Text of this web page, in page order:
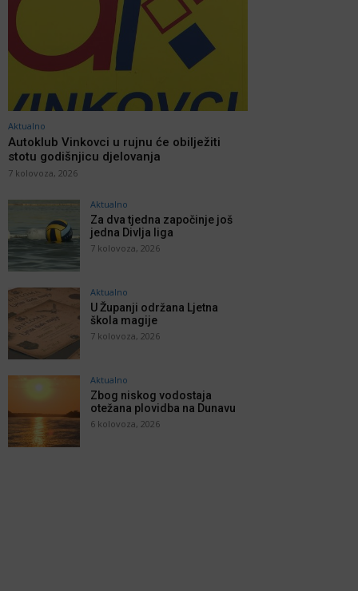
Aktualno
Autoklub Vinkovci u rujnu će obilježiti
stotu godišnjicu djelovanja
7 kolovoza, 2026
Aktualno
Za dva tjedna započinje još
jedna Divlja liga
7 kolovoza, 2026
Aktualno
U Županji održana Ljetna
škola magije
7 kolovoza, 2026
Aktualno
Zbog niskog vodostaja
otežana plovidba na Dunavu
6 kolovoza, 2026